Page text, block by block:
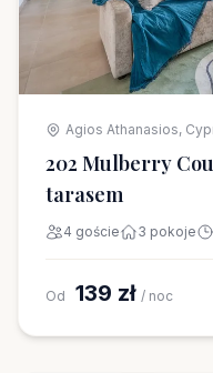
Agios Athanasios,
202 Mulberry
tarasem
4 goście 3 pokoje
Od 139 zł / noc